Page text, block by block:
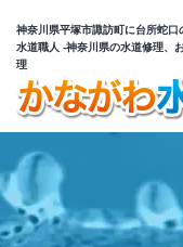
神奈川県平塚市諏訪町に台所蛇
水道職人 -神奈川県の水道修理、
理